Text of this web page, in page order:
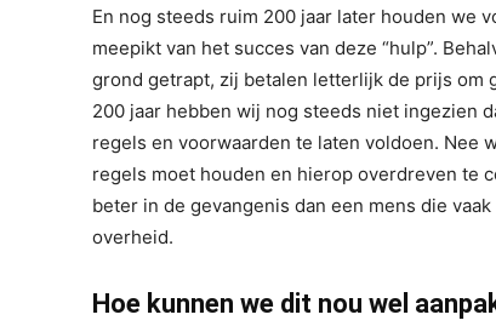
En nog steeds ruim 200 jaar later houden we
meepikt van het succes van deze “hulp”.
grond getrapt, zij betalen letterlijk de prijs om
200 jaar hebben wij nog steeds niet ingezien
regels en voorwaarden te laten voldoen. Nee
regels moet houden en hierop overdreven te
beter in de gevangenis dan een mens die
overheid.
Hoe kunnen we dit nou wel